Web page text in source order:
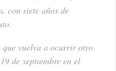
con siete años de
que vuelva a ocurrir otro
de septiembre en el